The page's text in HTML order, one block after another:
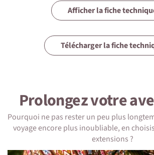
4 • Equipement
5 • Formalités et santé
1 • Détails du voyage
Afficher la fiche
Télécharger la fiche
Prolongez votre
Pourquoi ne pas rester un peu plus
voyage encore plus inoubliable, en
extensions ?